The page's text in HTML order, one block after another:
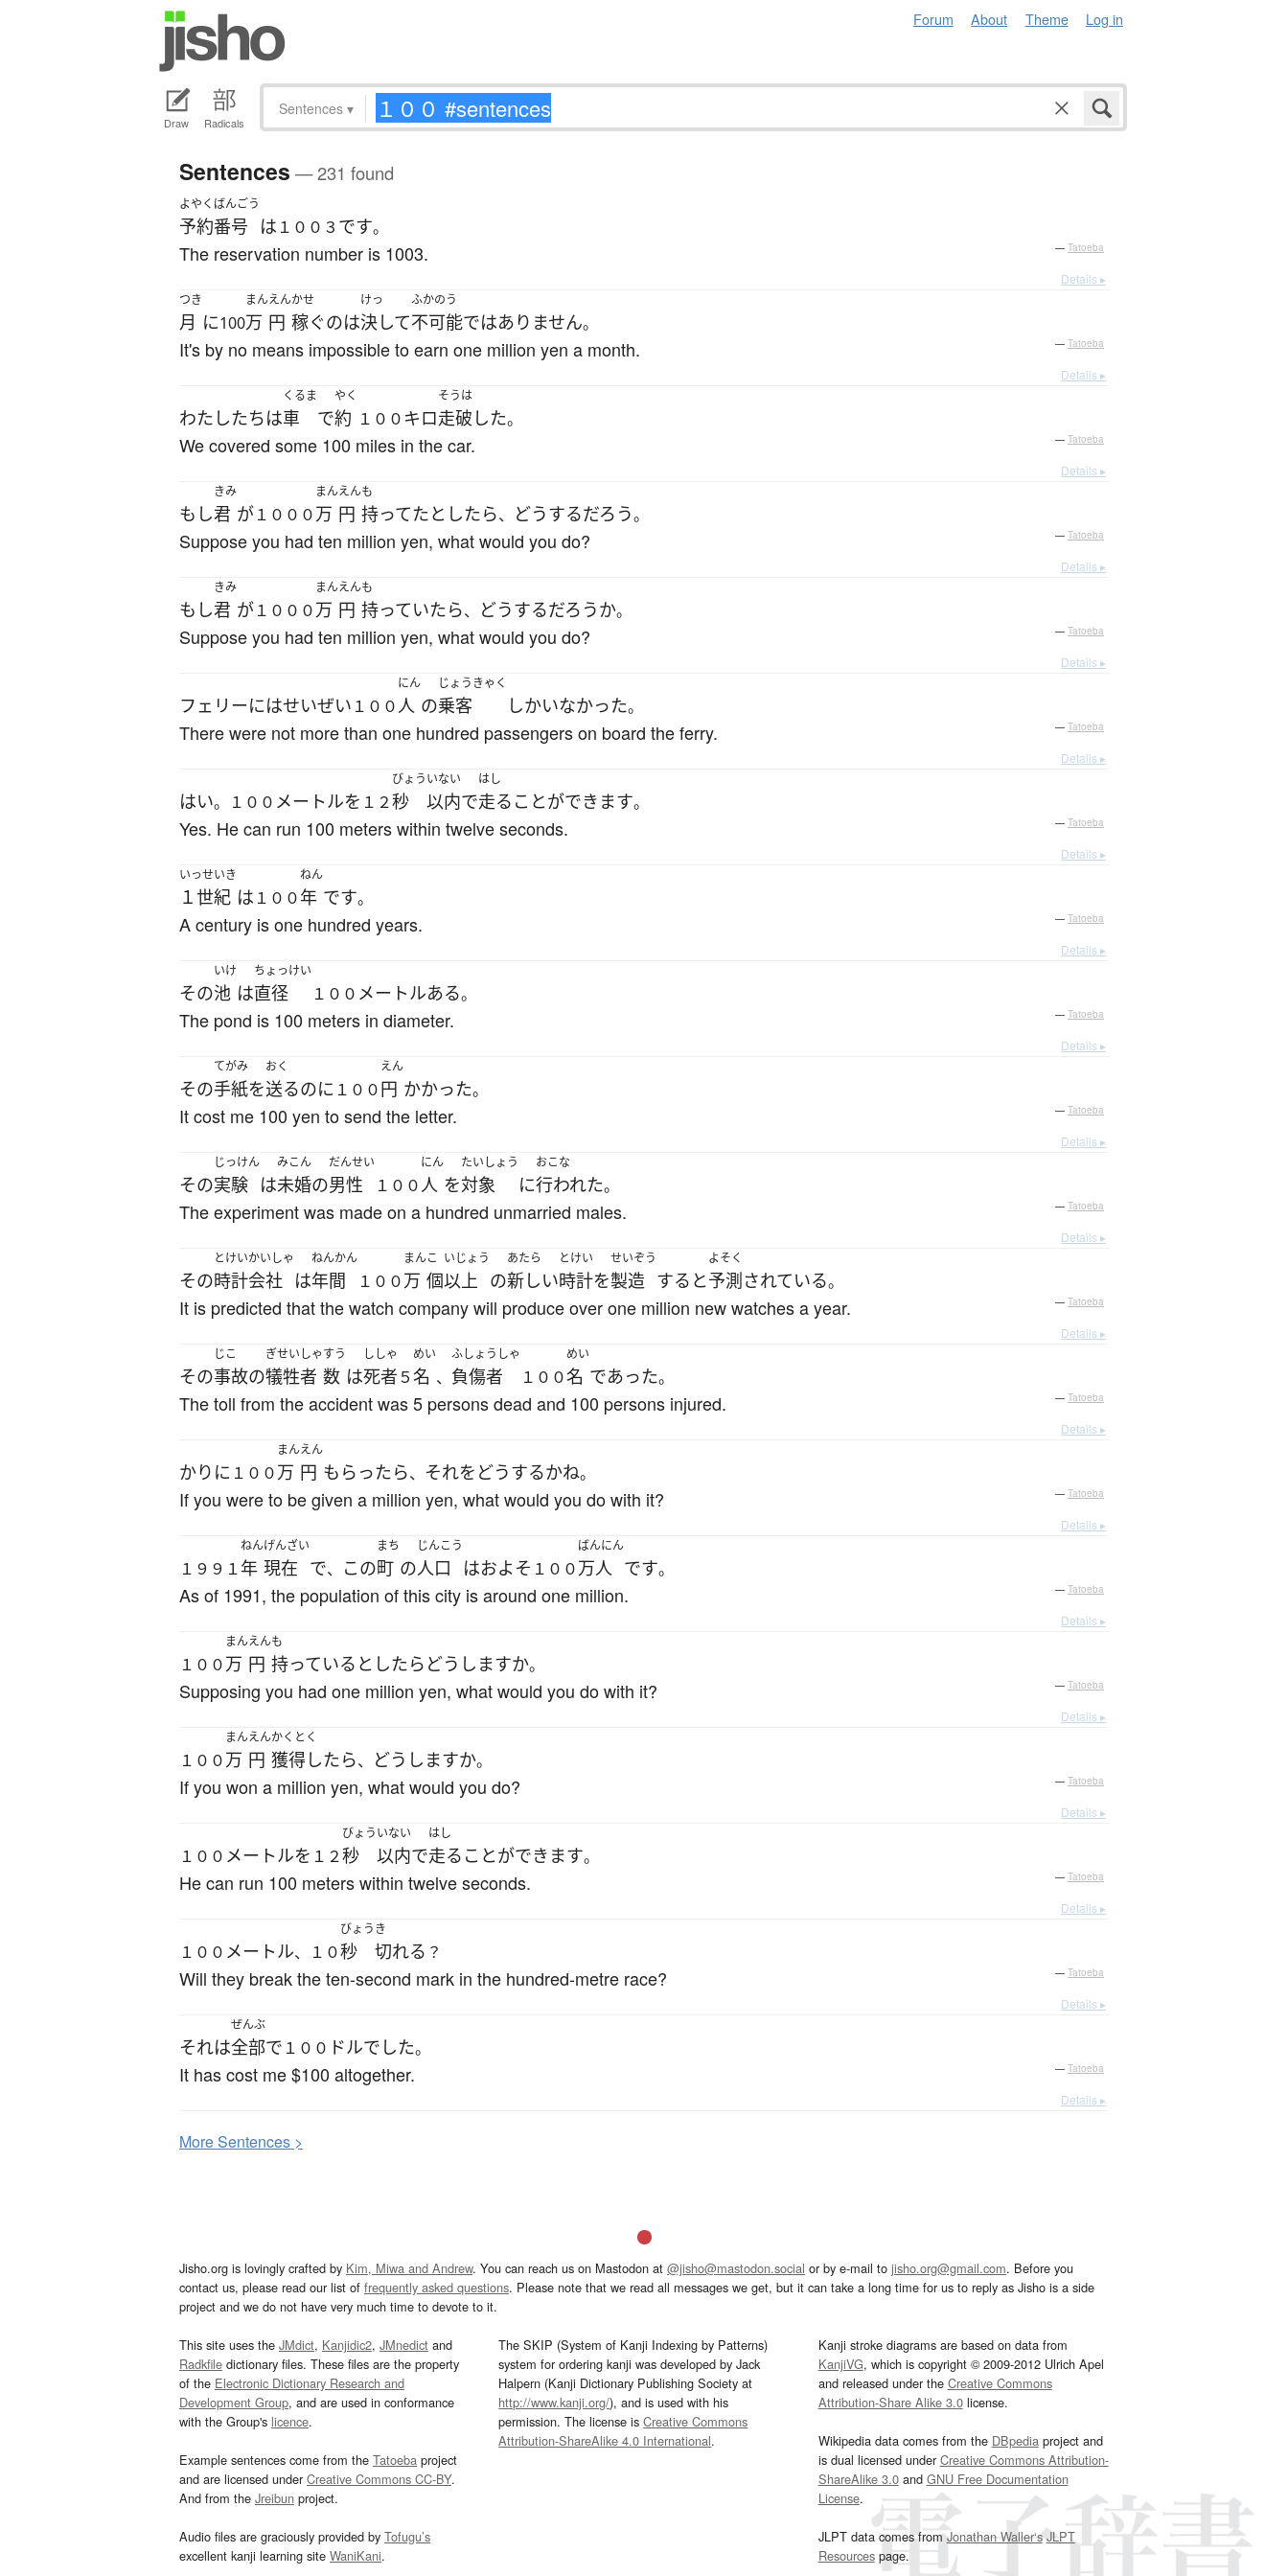
Forum About Theme Log in
Draw Radicals
Sentences ▾
Sentences — 231 found
よやく
予約
ばんごう
番号 は １００３ です。
The reservation number is 1003. — Tatoeba
Details ▸
つき
月 に100
まん
万
えん
円
かせ
稼ぐのは
けっ
決して
ふかのう
不可能ではありません。
It's by no means impossible to earn one million yen a month. — Tatoeba
Details ▸
わたしたちは
くるま
車 で
やく
約 １００ キロ
そうは
走破 した。
We covered some 100 miles in the car. — Tatoeba
Details ▸
もし
きみ
君 が１０００
まん
万
えん
円
も
持ってたとしたら、 どうするだろう。
Suppose you had ten million yen, what would you do? — Tatoeba
Details ▸
もし
きみ
君 が１０００
まん
万
えん
円
も
持っていたら、 どうするだろうか。
Suppose you had ten million yen, what would you do? — Tatoeba
Details ▸
フェリーにはせいぜい １００
にん
人 の
じょうきゃく
乗客 しかいなかった。
There were not more than one hundred passengers on board the ferry. — Tatoeba
Details ▸
はい。１００ メートルを １２
びょう
秒
いない
以内で
はし
走る ことができます。
Yes. He can run 100 meters within twelve seconds. — Tatoeba
Details ▸
いっせいき
１世紀 は １００
ねん
年 です。
A century is one hundred years. — Tatoeba
Details ▸
その
いけ
池 は
ちょっけい
直径 １００ メートルある。
The pond is 100 meters in diameter. — Tatoeba
Details ▸
その
てがみ
手紙を
おく
送るのに １００
えん
円 かかった。
It cost me 100 yen to send the letter. — Tatoeba
Details ▸
その
じっけん
実験 は
みこん
未婚の
だんせい
男性 １００
にん
人 を
たいしょう
対象 に
おこな
行われた。
The experiment was made on a hundred unmarried males. — Tatoeba
Details ▸
その
とけい
時計
かいしゃ
会社 は
ねんかん
年間 １００
まん
万
こ
個
いじょう
以上 の
あたら
新しい
とけい
時計を
せいぞう
製造 する と
よそく
予測されている。
It is predicted that the watch company will produce over one million new watches a year. — Tatoeba
Details ▸
その
じこ
事故の
ぎせいしゃ
犠牲者
すう
数 は
ししゃ
死者５
めい
名 、
ふしょうしゃ
負傷者 １００
めい
名 であった。
The toll from the accident was 5 persons dead and 100 persons injured. — Tatoeba
Details ▸
かりに １００
まん
万
えん
円 もらったら、 それを どうするかね。
If you were to be given a million yen, what would you do with it? — Tatoeba
Details ▸
１９９１
ねん
年
げんざい
現在 で、 この
まち
町 の
じんこう
人口 はおよそ １００
ばんにん
万人 です。
As of 1991, the population of this city is around one million. — Tatoeba
Details ▸
１００
まん
万
えん
円
も
持っている としたら どうしますか。
Supposing you had one million yen, what would you do with it? — Tatoeba
Details ▸
１００
まん
万
えん
円
かくとく
獲得したら、 どうしますか。
If you won a million yen, what would you do? — Tatoeba
Details ▸
１００ メートルを １２
びょう
秒
いない
以内で
はし
走る ことができます。
He can run 100 meters within twelve seconds. — Tatoeba
Details ▸
１００ メートル、１０
びょう
秒
き
切れる ？
Will they break the ten-second mark in the hundred-metre race? — Tatoeba
Details ▸
それは
ぜんぶ
全部で １００ ドルでした。
It has cost me $100 altogether. — Tatoeba
Details ▸
MoreSentences >
Jisho.org is lovingly crafted by Kim, Miwa and Andrew. You can reach us on Mastodon at @jisho@mastodon.social or by e-mail to jisho.org@gmail.com. Before you
contact us, please read our list of frequently asked questions. Please note that we read all messages we get, but it can take a long time for us to reply as Jisho is a side
project and we do not have very much time to devote to it.
This site uses the JMdict, Kanjidic2, JMnedict and
Radkfile dictionary files. These files are the property
of the Electronic Dictionary Research and
Development Group, and are used in conformance
with the Group's licence.
Example sentences come from the Tatoeba project
and are licensed underCreative Commons CC-BY.
And from the Jreibun project.
Audio files are graciously provided by Tofugu’s
excellent kanji learning site WaniKani.
The SKIP (System of Kanji Indexing by Patterns)
system for ordering kanji was developed by Jack
Halpern (Kanji Dictionary Publishing Society at
http://www.kanji.org/), and is used with his
permission. The license isCreative Commons
Attribution-ShareAlike 4.0 International.
Kanji stroke diagrams are based on data from
KanjiVG, which is copyright © 2009-2012 Ulrich Apel
and released under the Creative Commons
Attribution-Share Alike 3.0license.
Wikipedia data comes from the DBpediaproject and
is dual licensed underCreative Commons Attribution-
ShareAlike 3.0and GNU Free Documentation
License.
JLPT data comes fromJonathan Waller‘s JLPT
Resourcespage.